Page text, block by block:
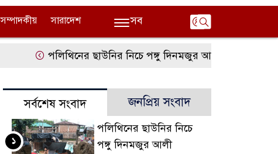
সম্পাদকীয় সারাদেশ সব
পলিথিনের ছাউনির নিচে পঙ্গু দিনমজুর আলী হোসেনের
সর্বশেষ সংবাদ জনপ্রিয় সংবাদ
পলিথিনের ছাউনির নিচে
পঙ্গু দিনমজুর আলী
১